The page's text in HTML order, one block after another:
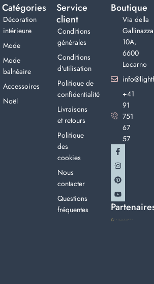
Catégories
Décoration
intérieure
Mode
Mode
balnéaire
Accessoires
Noël
Service
client
Conditions
générales
Conditions
d'utilisation
Politique de
confidentialité
Livraisons
et retours
Politique
des
cookies
Nous
contacter
Questions
fréquentes
Boutique
Via della
Gallinazza
10A,
6600
Locarno
+41
91
751
67
57